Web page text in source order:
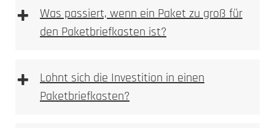
Anlassmarkierung oder Oxidation
keine Vertiefung im Material
Piktogramme
materialschonend, da keine Substanzabtragung
+
Was passiert, wenn ein Paket zu groß für
den Paketbriefkasten ist?
+
Lohnt sich die Investition in einen
Paketbriefkasten?